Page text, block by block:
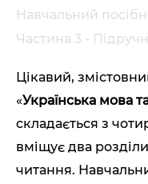
Навчальний
Частина 3 -
Цікавий,
«Українська мова
складається з
вміщує два
читання.